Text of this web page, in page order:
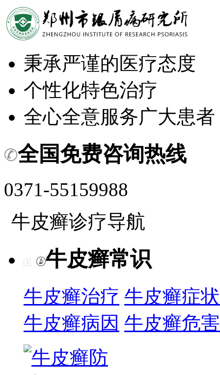
秉承严谨的医疗态度
个性化特色治疗
全心全意服务广大患者
全国免费咨询热线
0371-55159988
牛皮癣诊疗导航
牛皮癣常识
牛皮癣治疗 牛皮癣症状
牛皮癣病因 牛皮癣危害